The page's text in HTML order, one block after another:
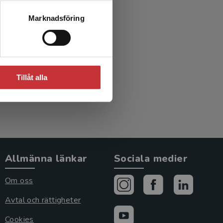
Marknadsföring
Tillåt alla
och
Allmänna länkar
Om oss
Avtal och rättigheter
Cookies
Sociala medier